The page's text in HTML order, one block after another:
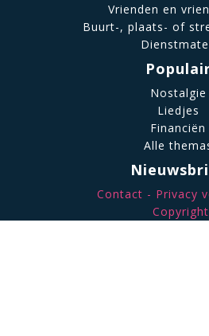
Vrienden en
Buurt-, plaats- of
Nostalgie
Liedjes
Financiën
Alle
Contact
Privacy